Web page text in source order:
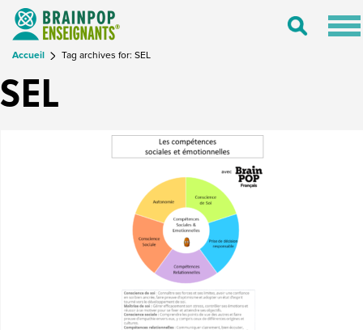
Toggle
Accueil Tag archives for: SEL
SEL